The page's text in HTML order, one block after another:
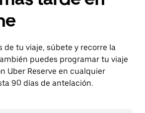
de tu viaje, súbete y recorre la
puedes programar tu viaje
Uber Reserve en cualquier
90 días de antelación.